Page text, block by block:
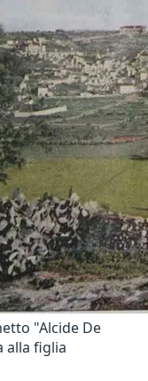
"Alcide De
alla figlia